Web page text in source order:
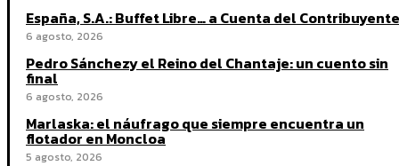
España, S.A.: Buffet Libre… a Cuenta del Contribuyente
6 agosto, 2026
Pedro Sánchezy el Reino del Chantaje: un cuento sin
final
6 agosto, 2026
Marlaska: el náufrago que siempre encuentra un
flotador en Moncloa
5 agosto, 2026